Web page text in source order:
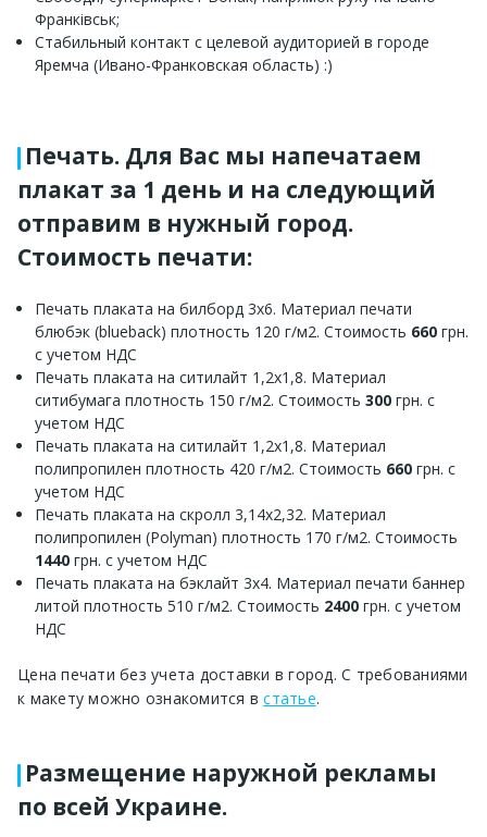
Франківськ;
Стабильный контакт с целевой аудиторией в городе
Яремча (Ивано-Франковская область) :)
Печать. Для Вас мы напечатаем
плакат за 1 день и на следующий
отправим в нужный город.
Стоимость печати:
Печать плаката на билборд 3х6. Материал печати
блюбэк (blueback) плотность 120 г/м2. Стоимость 660 грн.
с учетом НДС
Печать плаката на ситилайт 1,2х1,8. Материал
ситибумага плотность 150 г/м2. Стоимость 300 грн. с
учетом НДС
Печать плаката на ситилайт 1,2х1,8. Материал
полипропилен плотность 420 г/м2. Стоимость 660 грн. с
учетом НДС
Печать плаката на скролл 3,14х2,32. Материал
полипропилен (Polyman) плотность 170 г/м2. Стоимость
1440 грн. с учетом НДС
Печать плаката на бэклайт 3х4. Материал печати баннер
литой плотность 510 г/м2. Стоимость 2400 грн. с учетом
НДС
Цена печати без учета доставки в город. С требованиями
к макету можно ознакомится встатье.
Размещение наружной рекламы
по всей Украине.